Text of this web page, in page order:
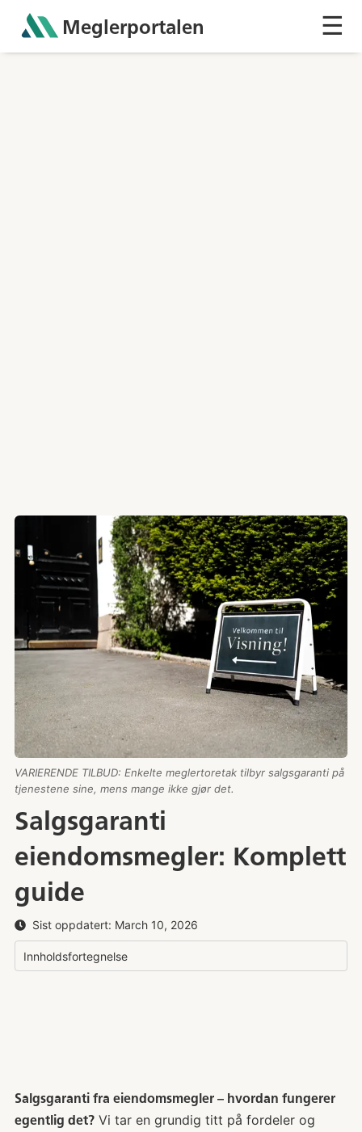
Meglerportalen ☰
VARIERENDE TILBUD: Enkelte meglertoretak tilbyr salgsgaranti på
tjenestene sine, mens mange ikke gjør det.
Salgsgaranti
eiendomsmegler: Komplett
guide
Sist oppdatert: March 10, 2026
Innholdsfortegnelse
Salgsgaranti fra eiendomsmegler – hvordan fungerer
egentlig det?Vi tar en grundig titt på fordeler og